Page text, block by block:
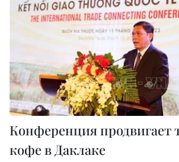
Конференция продвигает
кофе в Даклаке